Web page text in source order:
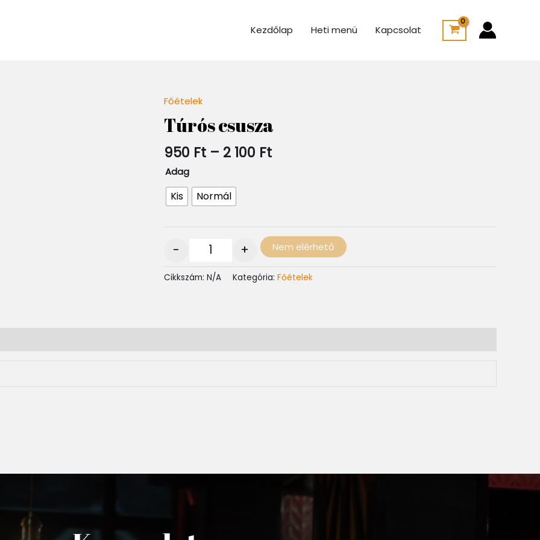
Kezdőlap Heti menü Kapcsolat
Főételek
Túrós csusza
950 Ft – 2 100 Ft
-
2
100 Ft
Adag
Kis Normál
- + Nem elérhető
Cikkszám: N/A Kategória: Főételek